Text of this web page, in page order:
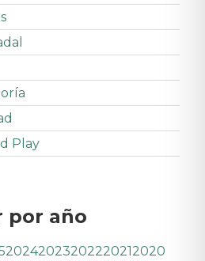
Play
por año
20242023202220212020